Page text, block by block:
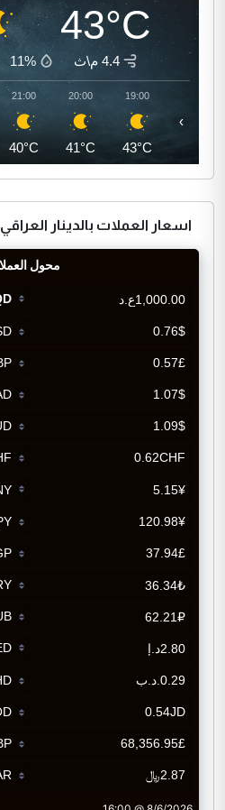
43°C
4.4 م\ث 11%
19:00
43°C
20:00
41°C
21:00
40°C
›
اسعار العملات بالدينار العراقي